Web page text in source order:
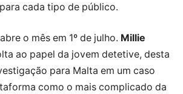
cada tipo de público.
abre o mês em 1º de julho. Millie
ao papel da jovem detetive, desta
para Malta em um caso
como o mais complicado da